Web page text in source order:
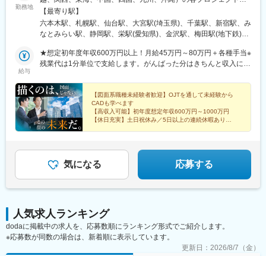
駅、三島広小路駅、ハウステンボス駅、五島町駅、西松本駅、中
浜駅、電鉄出雲市駅、池谷駅、東武日光駅、インテック本社前
駅、祇園駅(福岡県)、九州鉄道記念館駅、三宮駅(神戸市営)、三宮
(北海道)、仙台駅、栄町駅(千葉県)、京成船橋駅、四ツ谷駅、八丁
堀駅(東京都)、赤坂見附駅、東新宿駅、高島町駅、汐入駅、富山駅
鉄名古屋駅、西一宮駅、駅前駅、島ノ関駅、東寺駅、大阪駅、花
田口駅、高速神戸駅、香櫨園駅、宝山寺駅、西川緑道公園駅、猿
猴橋町駅、後免東町駅、天神駅、二本木口駅、桜島桟橋通駅、南
町駅、水前寺駅、後免西町駅、鹿児島中央駅
藤枝駅、来宮駅、本吉原駅、富士駅、羽咋駅、四十万駅、笠師保
駅、曽谷駅、鶴来駅、井口駅(石川県)、我孫子駅、佐倉駅、蘇我
駅、船橋駅、大網駅、茂原駅、今池駅(大阪府)、大阪城公園駅、な
んば駅(地下鉄)、淀屋橋駅、鶴橋駅、十三駅、佐伯駅、大在駅、東
中津駅、日田駅、天ケ瀬駅、亀川駅、愛野駅、諏訪駅、現川駅、
西浜町駅、島原駅、市布駅、穂高駅、駒ケ根駅、姨捨駅、野辺山
駅、川路駅、信濃森上駅、倉吉駅、生山駅、根雨駅、若桜駅、伯
原駅、雲州平田駅、亀嵩駅、汐留駅、日暮里駅(舎人ライナー)、末
広町駅(東京都)、北千住駅、浅草駅、押上駅、阿波橘駅、西原駅
(徳島県)、阿南駅、牟岐駅、阿波池田駅、板野駅、岡本駅(栃木
県)、宝積寺駅、佐野駅、間々田駅、那須塩原駅、下今市駅、田原
本駅、畝傍御陵前駅、鳥居前駅、郡山駅(奈良県)、平端駅、信貴山
ルパークホテル富山前、三国港駅、鯖江駅、小浜駅、越前大野
駅、森田駅、花堂駅、行橋駅、新宮中央駅、二日市駅、西鉄香椎
駅、中洲川端駅、福岡空港駅(鉄道)、湯本駅、泉駅(常磐線)、新白
河駅、湯野上温泉駅、原ノ町駅、福島学院前駅、三宮駅(神戸新交
駅、旭川四条駅、小樽駅、新千歳空港駅(鉄道)、函館駅、新函館北
斗駅、九度山駅、岩出駅、御坊駅、新宮駅、加太駅(和歌山県)、和
歌山大学前駅、立会川駅、王子神谷駅、赤羽駅、乃木坂駅、千葉
中央駅、新宿西口駅、新高島駅、新静岡駅、北鉄金沢駅、丸の内
駅(愛知県)、大須観音駅、名鉄名古屋駅、矢田駅(愛知県)、ＪＲ松
勤務地
希望勤務地にほぼ100％配属。希望のエリアを聞かせてくださ
い。※エリアにより異なる場合がありますが、希望エリアを管轄す
る配属支店内で配属されています。※U・Iターン支援あり（引越し
り※社内規定あり※プロジェクトによりリモートワーク可能※プロ
ジェクトにより自動車通勤可能北海道 東北／青森、岩手、宮城、
木、群馬 北陸・甲信越／新潟、長野、富山、石川、福井、山梨 関
西／大阪、京都、滋賀、兵庫、奈良、和歌山 東海／愛知、静岡、
三重、岐阜 中国・四国／鳥取、島根、岡山、広島、山口、徳島、
香川、高知、愛媛 九州／福岡、佐賀、長崎、熊本、大分、宮崎、
鹿児島、沖縄＜交通＞各プロジェクト先により異なります。※基本
圏内の希望を最大限考慮。
【最寄り駅】
六本木駅、札幌駅、仙台駅、大宮駅(埼玉県)、千葉駅、新宿駅、み
なとみらい駅、静岡駅、栄駅(愛知県)、金沢駅、梅田駅(地下鉄)、
際空港駅(鉄道)、伏見駅(愛知県)、鶴舞駅、上前津駅、国際センタ
ー駅、ナゴヤドーム前矢田駅、今治駅、大手町駅(愛媛県)、梅津寺
駅、牛久駅、古河駅、鹿島神宮駅、取手駅、妹尾駅、岡山駅前
駅、大元駅、宇野駅、児島駅、茶屋町駅、牧志駅、壺川駅、小禄
駅、石嶺駅、赤嶺駅、古島駅、一ノ関駅、雫石駅、仙北町駅、盛
駅、大釜駅、二戸駅、新鵜沼駅、西岐阜駅、穂積駅、中津川駅、
土岐市駅、美濃太田駅、延岡駅、南延岡駅、運動公園駅(宮崎県)、
陸前白沢駅、美田園駅、杜せきのした駅、宇治駅(奈良線)、トロッ
コ嵯峨駅、出町柳駅、京阪山科駅、嵐山駅(阪急線)、祇園四条駅、
田駅、八代通駅、波川駅、佐川駅、土佐一宮駅、宿毛駅、伊万里
駅、けやき台駅、弥生が丘駅、東唐津駅、和多田駅、鉄道博物館
駅、南浦和駅、浦和美園駅、籠原駅、八木崎駅、東川口駅、近鉄
四日市駅、富田駅(三重県)、四日市駅、志摩神明駅、伊勢中川駅、
給与
★想定初年度年収600万円以上！月給45万円～80万円＋各種手当※
残業代は1分単位で支給します。がんばった分はきちんと収入に還
ます。＜年収例＞・714万円（38歳）・874万円（49歳）・1085
万円（56歳）
【図面系職種未経験者歓迎】OJTを通して未経験から
CADも学べます
【高収入可能】初年度想定年収600万円～1000万円
【休日充実】土日祝休み／5日以上の連続休暇あり
気になる 応募する
人気求人ランキング
dodaに掲載中の求人を、応募数順にランキング形式でご紹介します。
※応募数が同数の場合は、新着順に表示しています。
更新日： 2026/8/7（金）